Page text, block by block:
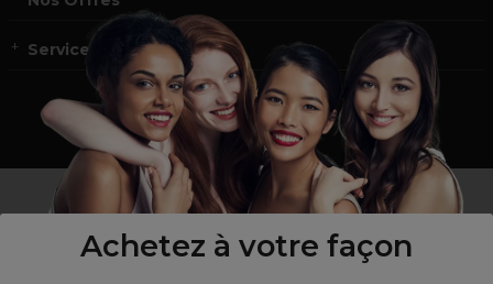
Achetez à votre façon
Service et contact
un professionnel de la coiffure ou de la beauté?
Visitez notre site pourles particuliers !